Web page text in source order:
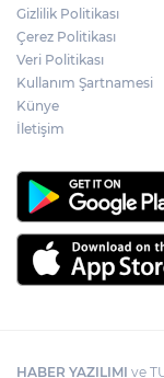
Gizlilik Politikası
Çerez Politikası
Veri Politikası
Kullanım Şartnamesi
Künye
İletişim
HABER YAZILIMI ve